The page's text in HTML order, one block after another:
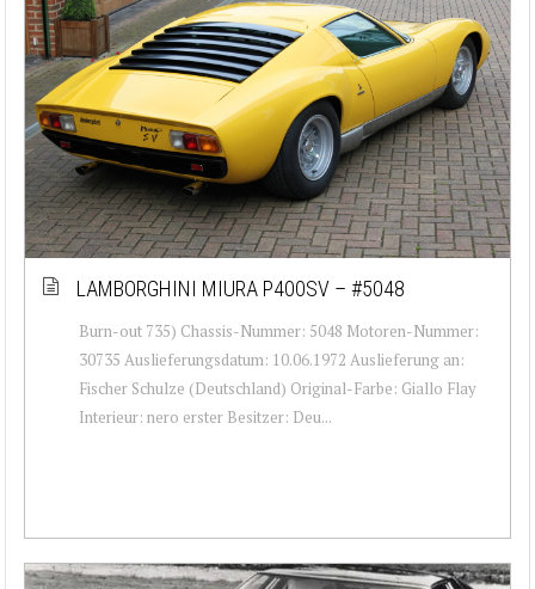
LAMBORGHINI MIURA P400SV – #5048
Burn-out 735) Chassis-Nummer: 5048 Motoren-Nummer:
30735 Auslieferungsdatum: 10.06.1972 Auslieferung an:
Fischer Schulze (Deutschland) Original-Farbe: Giallo Flay
Interieur: nero erster Besitzer: Deu...